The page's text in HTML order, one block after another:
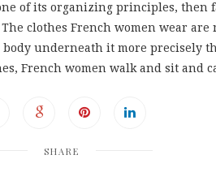
of its organizing principles,
clothes French women wear
underneath it more precisely
French women walk and sit and
SHARE